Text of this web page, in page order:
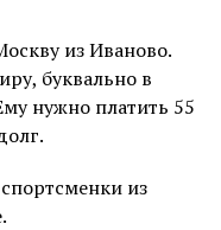
из Иваново.
буквально в
нужно платить 55
из